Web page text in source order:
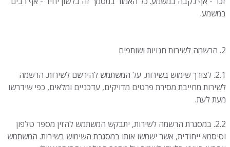
במשמע.
2. הרשמה לשירות חנויות ושותפים
2.1. לצורך שימוש בשירות, על המשתמש להירשם לשירות. הרשמה
לשירות מחייבת מסירת פרטים מדויקים, עדכניים ומלאים, כפי שידרשו
מעת לעת.
2.2. במסגרת הרשמה לשירות, יתבקש המשתמש להזין מספר טלפון
וסיסמא ייחודית, אשר ישמשו אותו במסגרת השימוש בשירות. המשתמש